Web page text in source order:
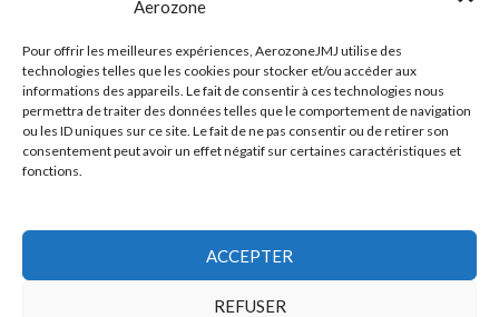
Aerozone
Pour offrir les meilleures expériences, AerozoneJMJ utilise des
technologies telles que les cookies pour stocker et/ou accéder aux
informations des appareils. Le fait de consentir à ces technologies nous
permettra de traiter des données telles que le comportement de navigation
ou les ID uniques sur ce site. Le fait de ne pas consentir ou de retirer son
consentement peut avoir un effet négatif sur certaines caractéristiques et
fonctions.
ACCEPTER
REFUSER
Réseaux sociaux